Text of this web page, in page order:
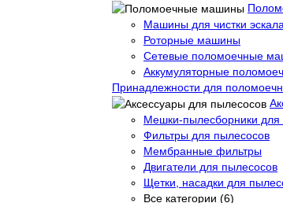
Машины для чистки
Роторные машины
Сетевые поломоечные
Аккумуляторные
Принадлежности для
Мешки-пылесборники для
Фильтры для пылесосов
Мембранные фильтры
Двигатели для пылесосов
Щетки, насадки для
Все категории (6)